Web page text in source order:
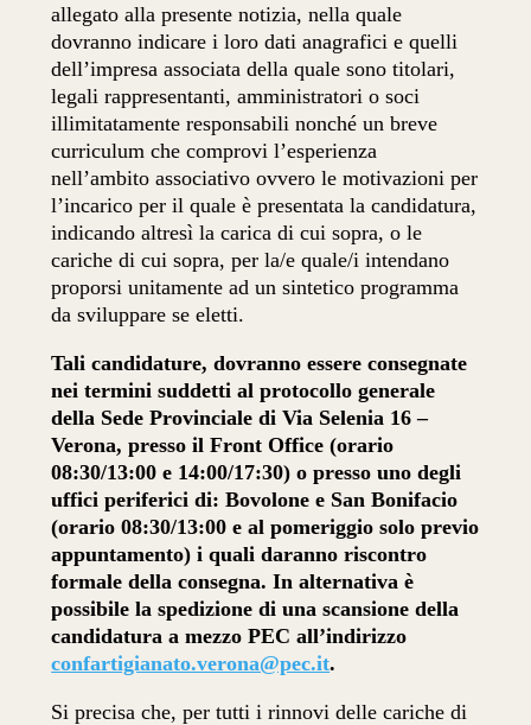
allegato alla presente notizia, nella quale
dovranno indicare i loro dati anagrafici e quelli
dell’impresa associata della quale sono titolari,
legali rappresentanti, amministratori o soci
illimitatamente responsabili nonché un breve
curriculum che comprovi l’esperienza
nell’ambito associativo ovvero le motivazioni per
l’incarico per il quale è presentata la candidatura,
indicando altresì la carica di cui sopra, o le
cariche di cui sopra, per la/e quale/i intendano
proporsi unitamente ad un sintetico programma
da sviluppare se eletti.
Tali candidature, dovranno essere consegnate
nei termini suddetti al protocollo generale
della Sede Provinciale di Via Selenia 16 –
Verona, presso il Front Office (orario
08:30/13:00 e 14:00/17:30) o presso uno degli
uffici periferici di: Bovolone e San Bonifacio
(orario 08:30/13:00 e al pomeriggio solo previo
appuntamento) i quali daranno riscontro
formale della consegna. In alternativa è
possibile la spedizione di una scansione della
candidatura a mezzo PEC all’indirizzo
confartigianato.verona@pec.it.
Si precisa che, per tutti i rinnovi delle cariche di